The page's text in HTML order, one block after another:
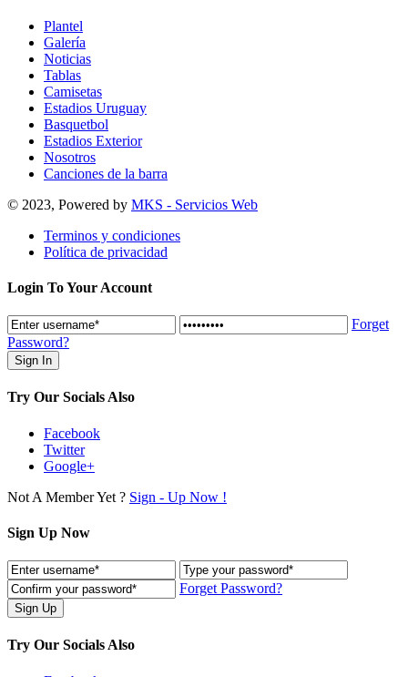
Plantel
Galería
Noticias
Tablas
Camisetas
Estadios Uruguay
Basquetbol
Estadios Exterior
Nosotros
Canciones de la barra
© 2023, Powered by MKS - Servicios Web
Terminos y condiciones
Política de privacidad
Login To Your Account
Forget
Password?
Try Our Socials Also
Facebook
Twitter
Google+
Not A Member Yet ? Sign - Up Now !
Sign Up Now
Forget Password?
Try Our Socials Also